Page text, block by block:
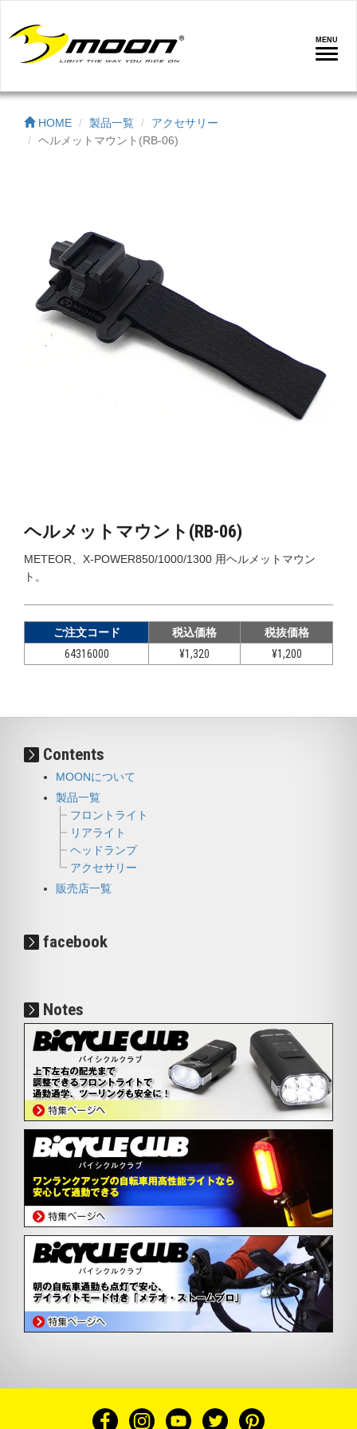
MENU
ナ
ゲ
HOME 製品一覧
アクセサリー
ヘルメットマウント(RB-06)
ヘルメットマウント(RB-06)
METEOR、X-POWER850/1000/1300 用ヘルメットマウン
ト。
ご注文コード 税込価格
税抜価格
64316000
¥1,320 ¥1,200
Contents
MOONについて
製品一覧
フロントライト
リアライト
ヘッドランプ
アクセサリー
販売店一覧
facebook
Notes